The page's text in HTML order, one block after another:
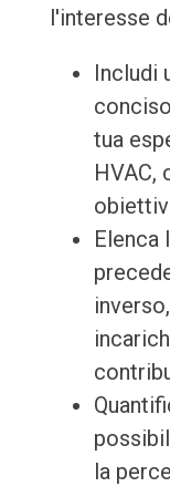
l'interesse
Includi
tua
HVAC,
Elenca
la